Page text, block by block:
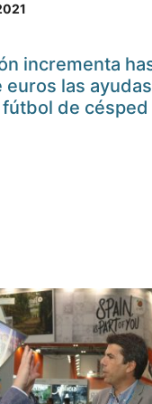
incrementa
euros las
de